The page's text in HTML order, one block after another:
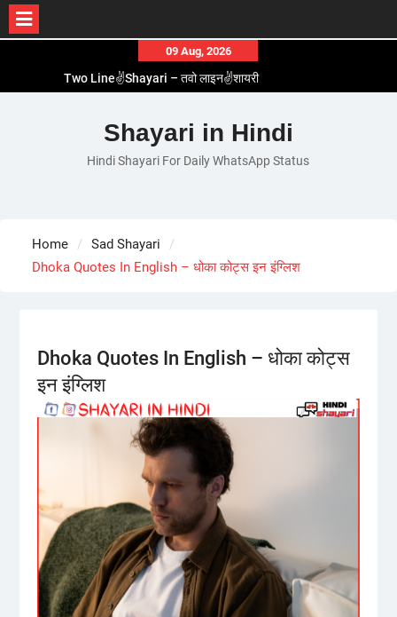
content
09 Aug, 2026
Two Line✌️Shayari – तवो लाइन✌️शायरी
Romantic Love😽Status – रोमांटिक लव😽स्टेटस
Love🥳Poetry In Hindi – लव🥳पोएट्री इन हिंदी
1 Line☝️Shayari In Hindi – १ लाइन☝️शायरी इन हिंदी
Shayari in Hindi
Hindi Shayari For Daily WhatsApp Status
Home
Sad Shayari
Dhoka Quotes In English – धोका कोट्स इन इंग्लिश
Dhoka Quotes In English – धोका कोट्स
इन इंग्लिश